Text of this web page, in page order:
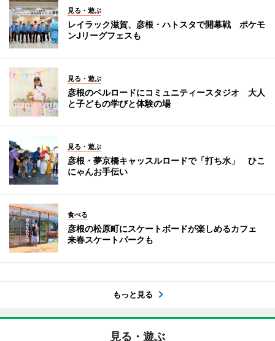
見る・遊ぶ
レイラック滋賀、彦根・ハトスタで開幕戦 ポケモ
ンJリーグフェスも
見る・遊ぶ
彦根のベルロードにコミュニティースタジオ 大人
と子どもの学びと体験の場
見る・遊ぶ
彦根・夢京橋キャッスルロードで「打ち水」 ひこ
にゃんお手伝い
食べる
彦根の松原町にスケートボードが楽しめるカフェ
来春スケートパークも
もっと見る
見る・遊ぶ